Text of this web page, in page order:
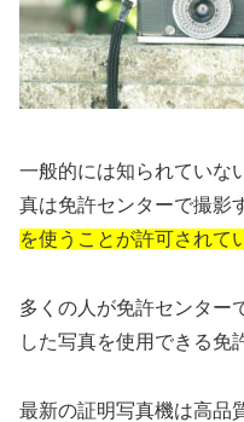
一般的には知られていな
真は免許センターで撮影
を使うことが許可されて
多くの人が免許センター
した写真を使用できる免
最新の証明写真機は高品